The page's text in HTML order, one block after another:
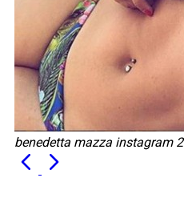
benedetta mazza instagram 2